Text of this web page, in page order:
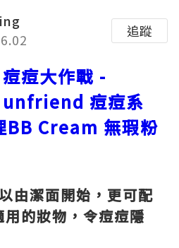
追蹤
痘痘大作戰 -
unfriend 痘痘系
BB Cream 無瑕粉
由潔面開始，更可配
的妝物，令痘痘隱